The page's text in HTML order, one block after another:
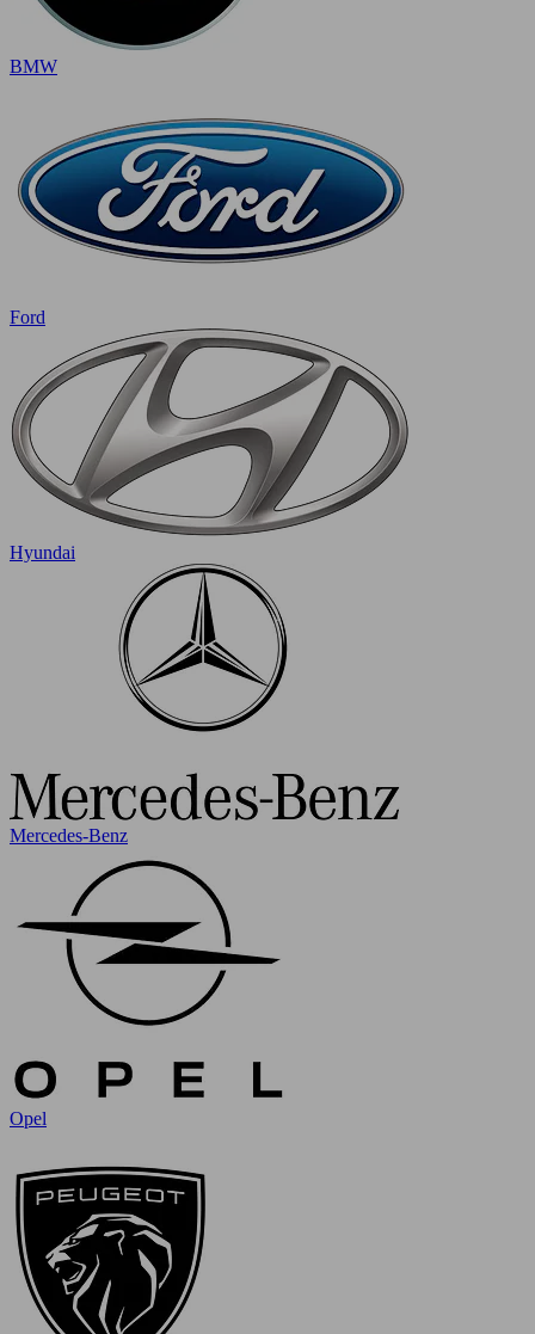
BMW
Ford
Hyundai
Mercedes-Benz
Opel